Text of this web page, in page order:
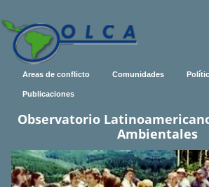
Areas de conflicto Comunidades
Publicaciones
Observatorio
Ambientales